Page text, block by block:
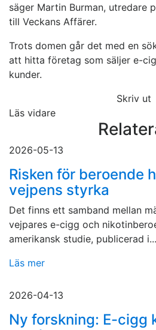
säger Martin Burman, utredare
till Veckans Affärer.
Trots domen går det med en
att hitta företag som säljer e-
kunder.
Skriv ut
Läs vidare
2026-05-13
Risken för beroende
vejpens styrka
Det finns ett samband mellan
vejpares e-cigg och
amerikansk studie, publicerad i...
Läs mer
2026-04-13
Ny forskning: E-cigg